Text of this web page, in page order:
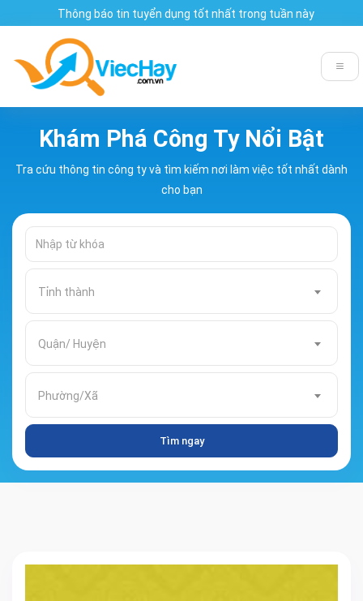
Thông báo tin tuyển dụng tốt nhất trong tuần này
Khám Phá Công Ty Nổi Bật
Tra cứu thông tin công ty và tìm kiếm nơi làm việc tốt nhất dành
cho bạn
Tỉnh thành
Quận/ Huyện
Phường/Xã
Tìm ngay